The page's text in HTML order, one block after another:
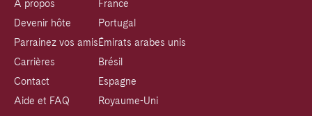
À propos
Devenir hôte
Parrainez vos amis
Carrières
Contact
Aide et FAQ
France
Portugal
Émirats arabes unis
Brésil
Espagne
Royaume-Uni